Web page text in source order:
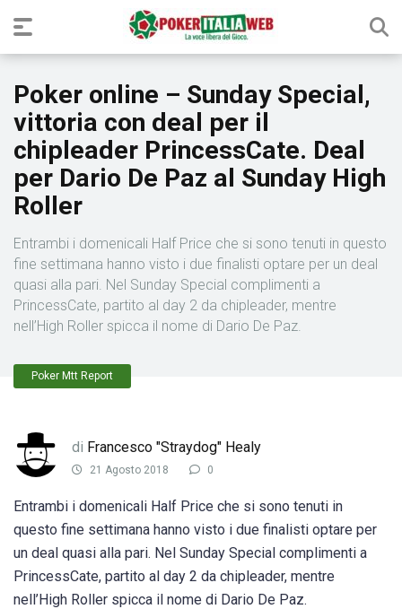
Poker online – Sunday Special,
vittoria con deal per il
chipleader PrincessCate. Deal
per Dario De Paz al Sunday High
Roller
Entrambi i domenicali Half Price che si sono tenuti in questo
fine settimana hanno visto i due finalisti optare per un deal
quasi alla pari. Nel Sunday Special complimenti a
PrincessCate, partito al day 2 da chipleader, mentre
nell’High Roller spicca il nome di Dario De Paz.
Poker Mtt Report
di Francesco "Straydog" Healy
21 Agosto 2018 0
Entrambi i domenicali Half Price che si sono tenuti in
questo fine settimana hanno visto i due finalisti optare per
un deal quasi alla pari. Nel Sunday Special complimenti a
PrincessCate, partito al day 2 da chipleader, mentre
nell’High Roller spicca il nome di Dario De Paz.